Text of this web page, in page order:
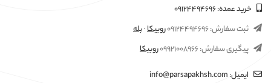
خرید عمده:۰۹۱۲۴۴۹۴۶۹۶
ثبت سفارش:۰۹۱۲۴۴۹۴۶۹۶روبیکا·بله
پیگیری سفارش:۰۹۹۲۱۰۰۸۹۶۶روبیکا
ایمیل:info@parsapakhsh.com